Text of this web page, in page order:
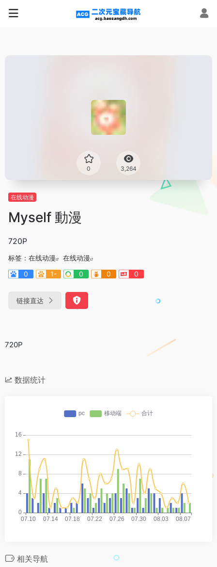
0 3,264
在线动漫
Myself 動漫
720P
标签： 在线动漫
在线动漫
0
1- 0 0 0
链接直达
720P
数据统计
相关导航